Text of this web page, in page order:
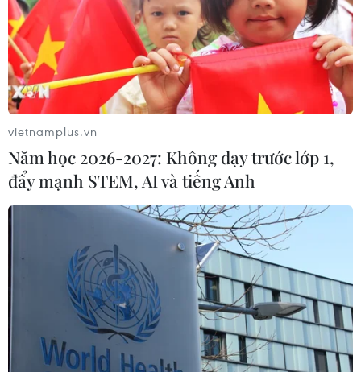
văn phòng mới của Cơ quan Thông tấn Thụy Điển (STA)
ở ngoại ô thủ đô Stockholm.
Đức: Trang mạng của viện Robert Koch bị
tin tặc tấn công
vietnamplus.vn
Năm học 2026-2027: Không dạy trước lớp 1,
đẩy mạnh STEM, AI và tiếng Anh